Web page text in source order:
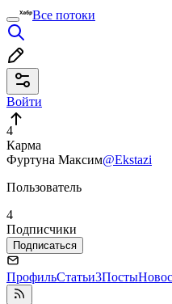
Все потоки
Войти
4
Карма
Фуртуна Максим@Ekstazi
Пользователь
4
Подписчики
Подписаться
ПрофильСтатьи3Посты